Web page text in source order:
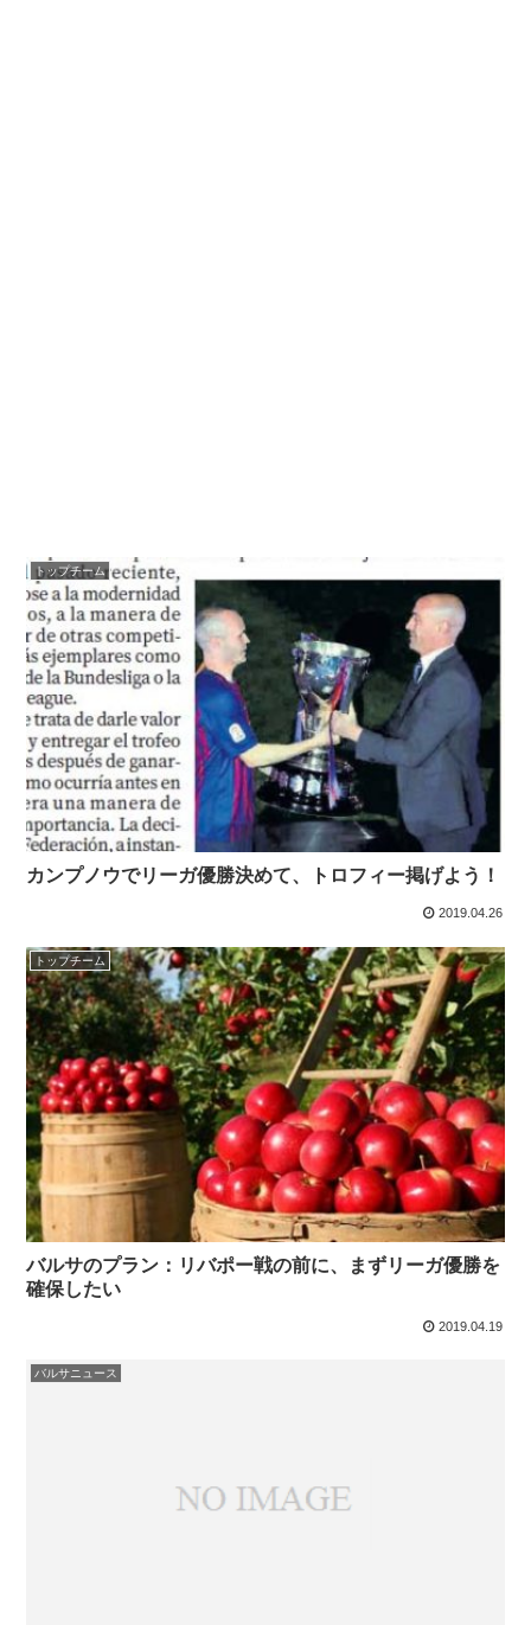
トップチーム
カンプノウでリーガ優勝決めて、トロフィー掲げよう！
2019.04.26
トップチーム
バルサのプラン：リバポー戦の前に、まずリーガ優勝を
確保したい
2019.04.19
バルサニュース